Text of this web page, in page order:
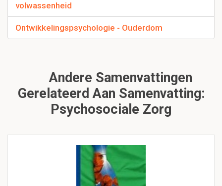
volwassenheid
Ontwikkelingspsychologie - Ouderdom
Andere Samenvattingen
Gerelateerd Aan Samenvatting:
Psychosociale Zorg